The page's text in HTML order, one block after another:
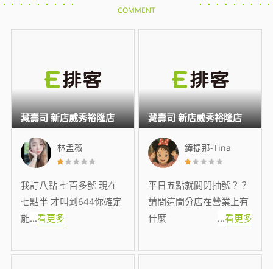
COMMENT
林孟薇
我訂八點 七百多號 現在
七點半 才叫到644你確定
能...看更多
藏壽司 新店威秀裕隆店
鐘提那-Tina
平日五點就關閉抽號？？
請問這間分店在營業上有
什麼
...看更多
藏壽司 新店威秀裕隆店